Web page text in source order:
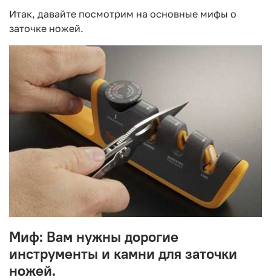
Итак, давайте посмотрим на основные мифы о
заточке ножей.
Миф: Вам нужны дорогие
инструменты и камни для заточки
ножей.